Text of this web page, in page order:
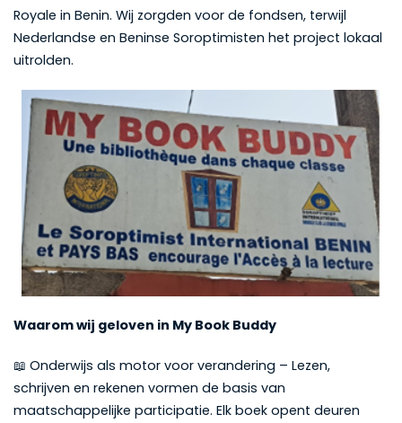
Royale in Benin. Wij zorgden voor de fondsen, terwijl
Nederlandse en Beninse Soroptimisten het project lokaal
uitrolden.
Waarom wij geloven in My Book Buddy
📖 Onderwijs als motor voor verandering – Lezen,
schrijven en rekenen vormen de basis van
maatschappelijke participatie. Elk boek opent deuren